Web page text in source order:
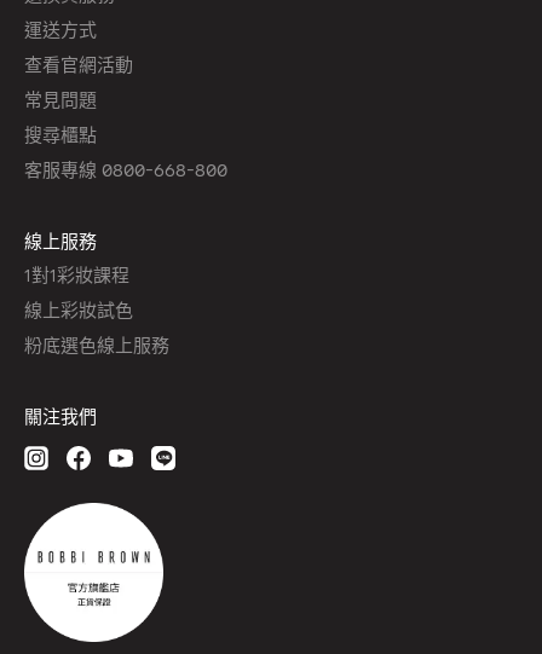
運送方式
查看官網活動
常見問題
搜尋櫃點
客服專線 0800-668-800
線上服務
1對1彩妝課程
線上彩妝試色
粉底選色線上服務
關注我們